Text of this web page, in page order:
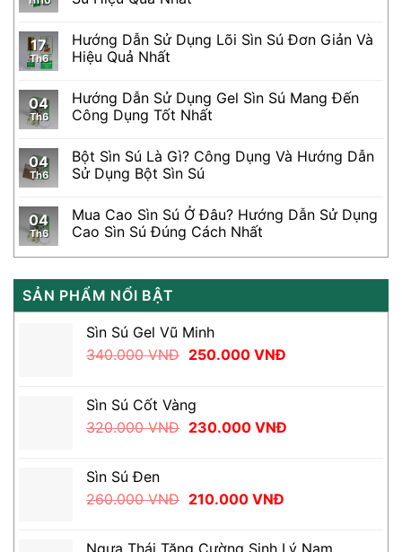
17
Th6
Hướng Dẫn Sử Dụng Lõi Sìn Sú Đơn Giản Và
Hiệu Quả Nhất
04
Th6
Hướng Dẫn Sử Dụng Gel Sìn Sú Mang Đến
Công Dụng Tốt Nhất
04
Th6
Bột Sìn Sú Là Gì? Công Dụng Và Hướng Dẫn
Sử Dụng Bột Sìn Sú
04
Th6
Mua Cao Sìn Sú Ở Đâu? Hướng Dẫn Sử Dụng
Cao Sìn Sú Đúng Cách Nhất
SẢN PHẨM NỔI BẬT
Sìn Sú Gel Vũ Minh
340.000VNĐ Giá
340.000 VNĐ.
250.000 VNĐGiá
250.000 VNĐ.
Sìn Sú Cốt Vàng
320.000VNĐ Giá
230.000 VNĐGiá
Sìn Sú Đen
260.000VNĐ Giá
210.000 VNĐGiá